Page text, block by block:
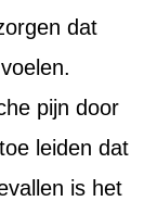
dat
pijn door
leiden dat
is het